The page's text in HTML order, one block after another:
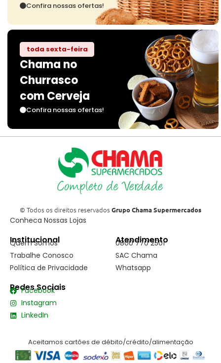
Confira nossas ofertas!
toda sexta-feira
Chama no
Churrasco
com Cerveja
Confira nossas ofertas!
© Todos os direitos reservados Grupo Chama Supermercados
Conheca Nossas Lojas
Institucional
Quem Somos
Trabalhe Conosco
Política de Privacidade
Atendimento
0800 770 2501
SAC Chama
Whatsapp
Redes Sociais
Facebook
Instagram
LinkedIn
Aceitamos cartões de débito/crédito/alimentação